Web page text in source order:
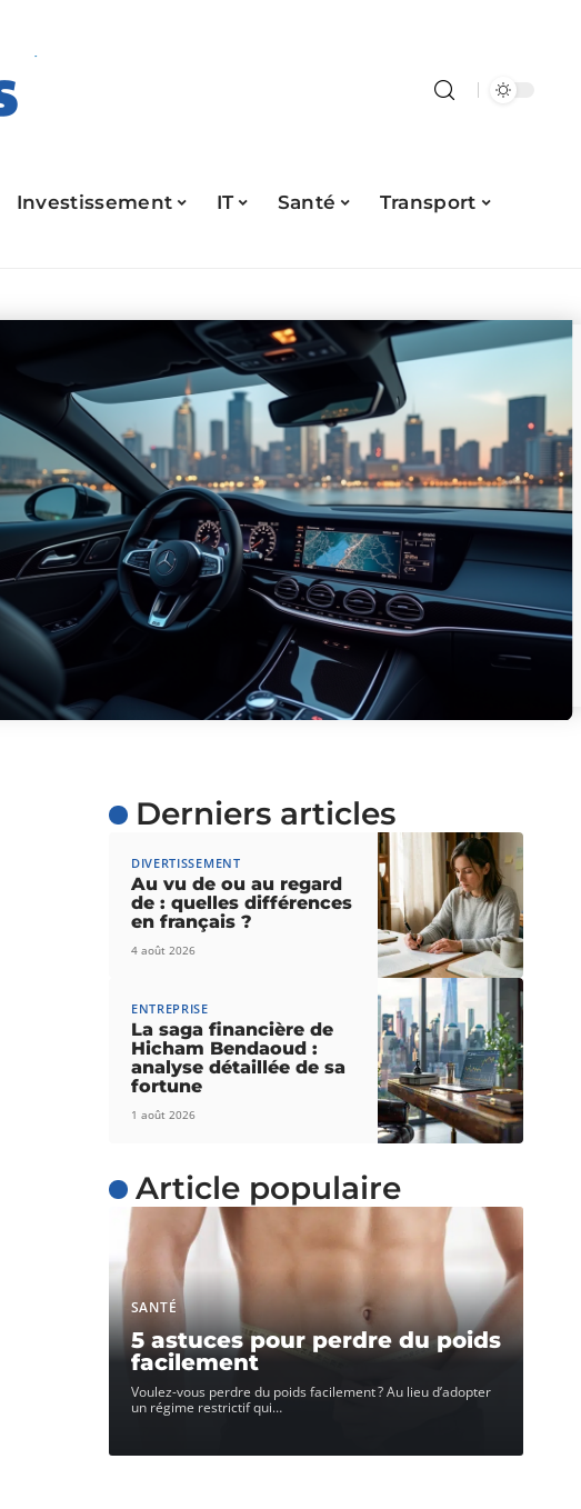
Investissement IT Santé
Transport
Derniers articles
DIVERTISSEMENT
Au vu de ou au regard
de : quelles différences
en français ?
4 août 2026
ENTREPRISE
La saga financière de
Hicham Bendaoud :
analyse détaillée de sa
fortune
1 août 2026
Article populaire
SANTÉ
5 astuces pour perdre du poids
facilement
Voulez-vous perdre du poids facilement ? Au lieu d’adopter
un régime restrictif qui…